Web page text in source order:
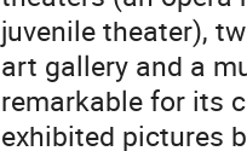
juvenile theater),
art gallery and a
remarkable for its
exhibited pictures